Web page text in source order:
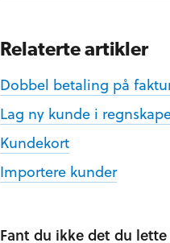
Relaterte artikler
Dobbel betaling på
Lag ny kunde i
Kundekort
Importere kunder
Fant du ikke det du